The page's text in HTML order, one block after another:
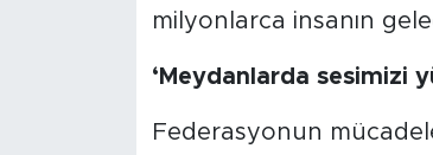
milyonlarca insanın
‘Meydanlarda sesimizi
Federasyonun